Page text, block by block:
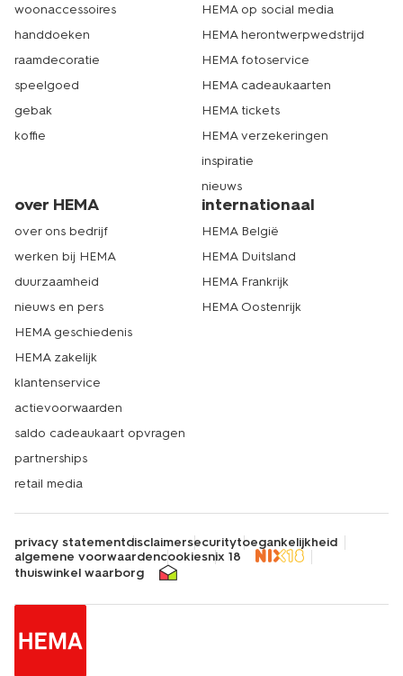
woonaccessoires
handdoeken
raamdecoratie
speelgoed
gebak
koffie
HEMA op social media
HEMA herontwerpwedstrijd
HEMA fotoservice
HEMA cadeaukaarten
HEMA tickets
HEMA verzekeringen
inspiratie
nieuws
over HEMA
over ons bedrijf
werken bij HEMA
duurzaamheid
nieuws en pers
HEMA geschiedenis
HEMA zakelijk
klantenservice
actievoorwaarden
saldo cadeaukaart opvragen
partnerships
retail media
internationaal
HEMA België
HEMA Duitsland
HEMA Frankrijk
HEMA Oostenrijk
privacy statementdisclaimersecuritytoegankelijkheid
algemene voorwaardencookiesnix 18
thuiswinkel waarborg